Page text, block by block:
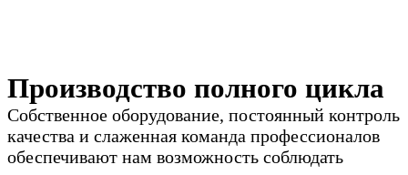
Производство полного цикла
Собственное оборудование, постоянный контроль
качества и слаженная команда профессионалов
обеспечивают нам возможность соблюдать